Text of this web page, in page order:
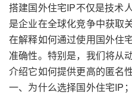
搭建国外住宅IP不仅是技术
是企业在全球化竞争中获取
在解释如何通过使用国外住
准确性。特别是，我们将从
介绍它如何提供更高的匿名
一、为什么选择国外住宅IP